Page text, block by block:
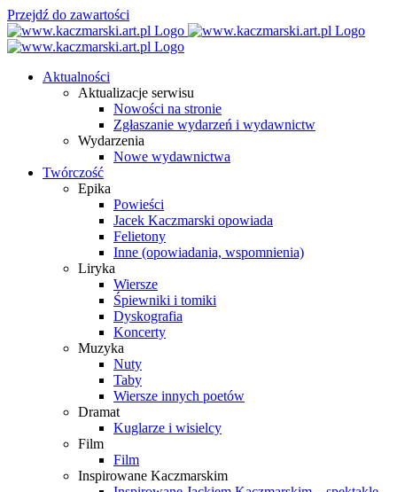
Przejdź do zawartości
Aktualności
Aktualizacje serwisu
Nowości na stronie
Zgłaszanie wydarzeń i wydawnictw
Wydarzenia
Nowe wydawnictwa
Twórczość
Epika
Powieści
Jacek Kaczmarski opowiada
Felietony
Inne (opowiadania, wspomnienia)
Liryka
Wiersze
Śpiewniki i tomiki
Dyskografia
Koncerty
Muzyka
Nuty
Taby
Wiersze innych poetów
Dramat
Kuglarze i wisielcy
Film
Film
Inspirowane Kaczmarskim